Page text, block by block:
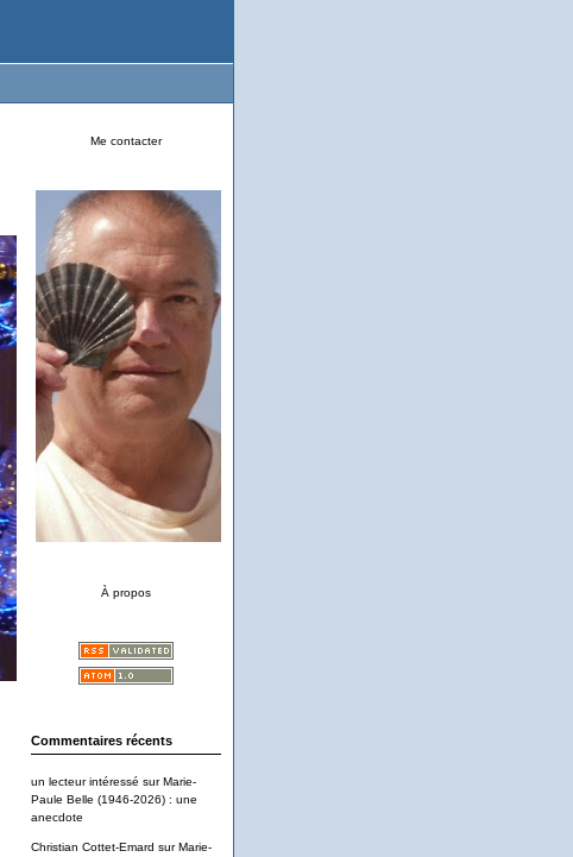
Me contacter
À propos
Commentaires récents
un lecteur intéressé surMarie-
Paule Belle (1946-2026) : une
anecdote
Christian Cottet-Emard surMarie-